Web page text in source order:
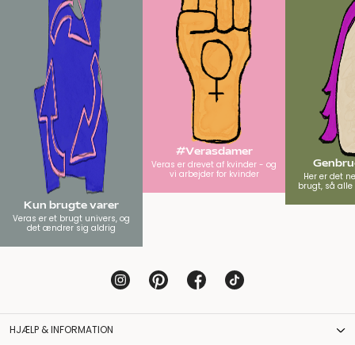
Kun brugte varer
Veras er et brugt univers, og
det ændrer sig aldrig
#Verasdamer
Veras er drevet af kvinder - og
vi arbejder for kvinder
Her er det
brugt, så
HJÆLP & INFORMATION